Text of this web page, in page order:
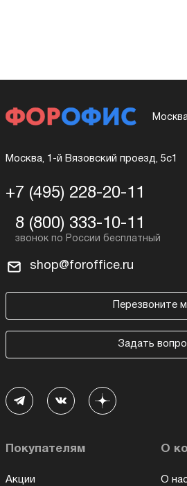
Москва, 1-й Вязовский проезд, 5с1
+7 (495) 228-20-11
8 (800) 333-10-11
shop@foroffice.ru
Перезвоните
Задать
Покупателям
Акции
О
О